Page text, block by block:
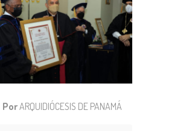
PorARQUIDIÓCESIS DE PANAMÁ